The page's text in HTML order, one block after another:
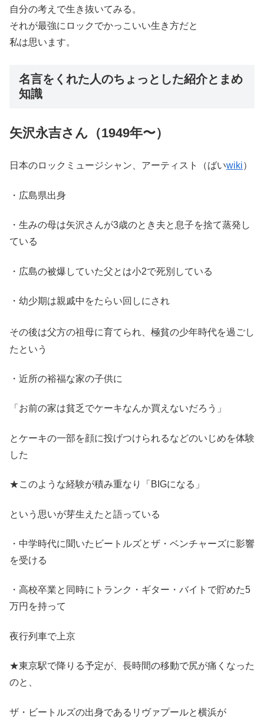
自分の考えで生き抜いてみる。
それが最強にロックでかっこいい生き方だと
私は思います。
名言をくれた人のちょっとした紹介とまめ
知識
矢沢永吉さん（1949年〜）
日本のロックミュージシャン、アーティスト（ばいwiki）
・広島県出身
・生みの母は矢沢さんが3歳のとき夫と息子を捨て蒸発し
ている
・広島の被爆していた父とは小2で死別している
・幼少期は親戚中をたらい回しにされ
その後は父方の祖母に育てられ、極貧の少年時代を過ごし
たという
・近所の裕福な家の子供に
「お前の家は貧乏でケーキなんか買えないだろう」
とケーキの一部を顔に投げつけられるなどのいじめを体験
した
★このような経験が積み重なり「BIGになる」
という思いが芽生えたと語っている
・中学時代に聞いたビートルズとザ・ベンチャーズに影響
を受ける
・高校卒業と同時にトランク・ギター・バイトで貯めた5
万円を持って
夜行列車で上京
★東京駅で降りる予定が、長時間の移動で尻が痛くなった
のと、
ザ・ビートルズの出身であるリヴァプールと横浜が